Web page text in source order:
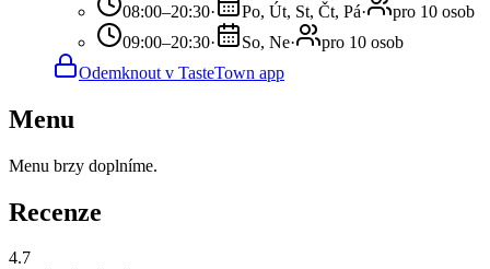
08:00–20:30· Po, Út, St, Čt, Pá·
pro 10 osob
09:00–20:30· So, Ne·
pro 10 osob
Odemknout v TasteTown app
Menu
Menu brzy doplníme.
Recenze
4.7